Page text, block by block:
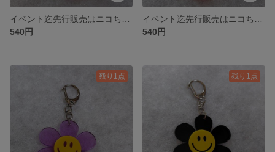
540円
540円
残り1点 残り1点